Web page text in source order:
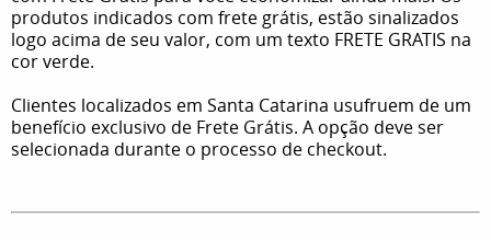
produtos indicados com frete grátis, estão sinalizados
logo acima de seu valor, com um texto FRETE GRATIS na
cor verde.
Clientes localizados em Santa Catarina usufruem de um
benefício exclusivo de Frete Grátis. A opção deve ser
selecionada durante o processo de checkout.